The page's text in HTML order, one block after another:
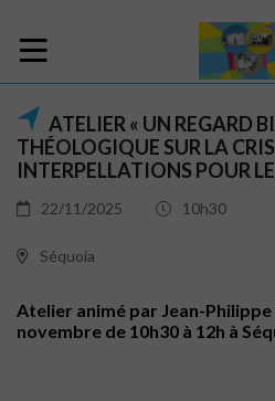
ATELIER « UN REGARD
THÉOLOGIQUE SUR LA
INTERPELLATIONS POUR
22/11/2025 10h30
Séquoia
Atelier animé par Jean-
novembre de 10h30 à 12h à